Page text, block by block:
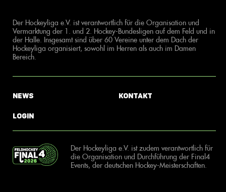
Der Hockeyliga e.V. ist verantwortlich für die Organisation und
Vermarktung der 1. und 2. Hockey-Bundesligen auf dem Feld und in
der Halle. Insgesamt sind über 60 Vereine unter dem Dach der
Hockeyliga organisiert, sowohl im Herren als auch im Damen
Bereich.
News
Login
Kontakt
Der Hockeyliga e.V. ist zudem verantwortlich für
die Organisation und Durchführung der Final4
Events, der deutschen Hockey-Meisterschaften.